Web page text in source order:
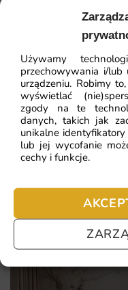
Używamy
przechowywania i/lub
urządzeniu. Robimy
wyświetlać
zgody na te
danych, takich jak
unikalne
lub jej wycofanie
cechy i funkcje.
Ten motyw to gotowy
bez remontu —
nastrój całego
Wybierając tę
atrakcyjny design z
odporność na drobne
spójna kolorystyka,
trwałe i nasycone
świetna jakość druku w
64.51zł
Najniższa cena z 30 dni:
Najczęściej
Pomagamy i